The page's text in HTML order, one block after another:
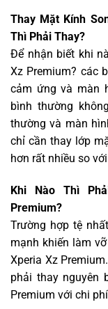
Thay Mặt Kính
Thì Phải Thay?
Để nhận biết khi
Xz Premium? các
cảm ứng và màn
bình thường
thường và màn
chỉ cần thay lớp
hơn rất nhiều so
Khi Nào Thì
Premium?
Trường hợp tệ
mạnh khiến làm
Xperia Xz
phải thay nguyên
Premium với chi